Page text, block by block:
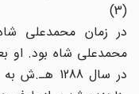
در زمان محمدعلی شاه
محمدعلی شاه بود. او
در سال 1288